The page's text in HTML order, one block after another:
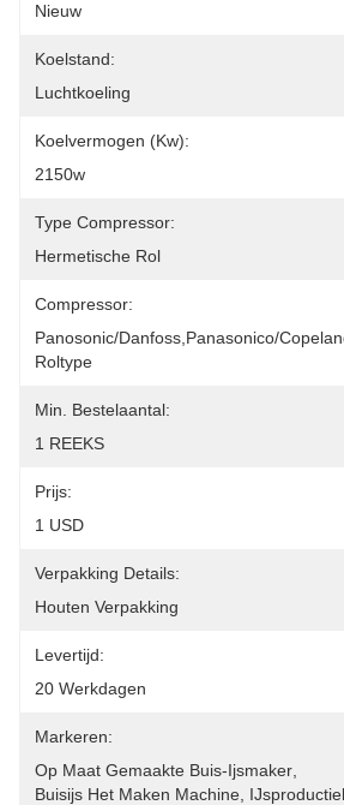
Nieuw
Koelstand:
Luchtkoeling
Koelvermogen (kw):
2150w
Type Compressor:
Hermetische Rol
Compressor:
Panosonic/Danfoss,Panasonico/
Roltype
Min. Bestelaantal:
1 REEKS
Prijs:
1 USD
Verpakking Details:
Houten Verpakking
Levertijd:
20 Werkdagen
Markeren:
Op Maat Gemaakte Buis-Ijsmaker
Buisijs Het Maken Machine